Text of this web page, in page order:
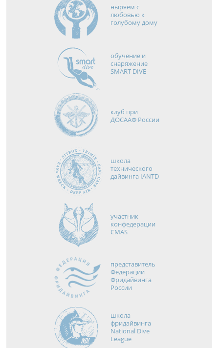
ныряем с
любовью к
голубому дому
обучение и
снаряжение
SMART DIVE
клуб при
ДОСААФ России
школа
технического
дайвинга IANTD
участник
конфедерации
CMAS
представитель
Федерации
Фридайвинга
России
школа
фридайвинга
National Dive
League